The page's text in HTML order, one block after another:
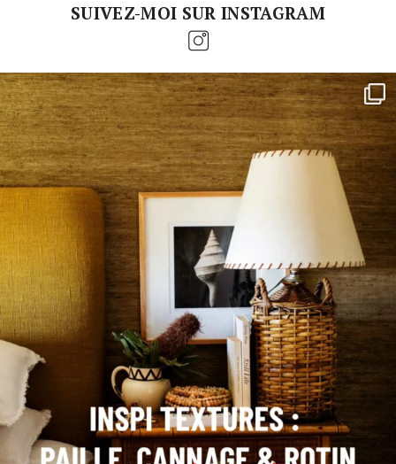
SUIVEZ-MOI SUR INSTAGRAM